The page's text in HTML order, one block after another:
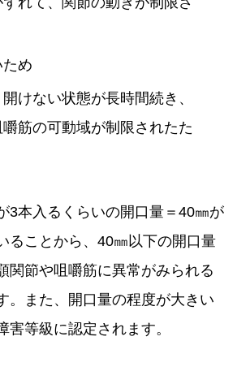
め
けない状態が長時間続き、
筋の可動域が制限されたた
3本入るくらいの開口量＝40㎜が
ることから、40㎜以下の開口量
関節や咀嚼筋に異常がみられる
。また、開口量の程度が大きい
害等級に認定されます。